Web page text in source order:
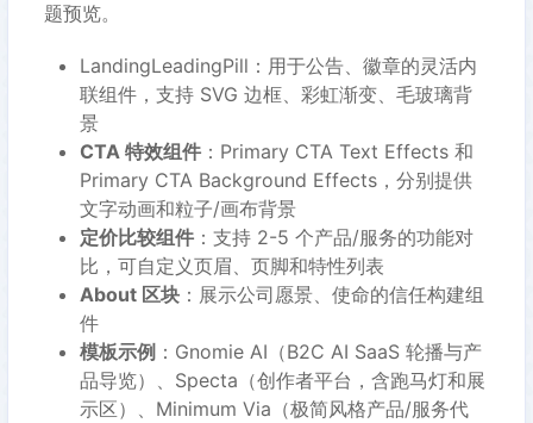
题预览。
LandingLeadingPill：用于公告、徽章的灵活内
联组件，支持 SVG 边框、彩虹渐变、毛玻璃背
景
CTA 特效组件 ：Primary CTA Text Effects 和
Primary CTA Background Effects，分别提供
文字动画和粒子/画布背景
定价比较组件 ：支持 2-5 个产品/服务的功能对
比，可自定义页眉、页脚和特性列表
About 区块 ：展示公司愿景、使命的信任构建组
件
模板示例 ：Gnomie AI（B2C AI SaaS 轮播与产
品导览）、Specta（创作者平台，含跑马灯和展
示区）、Minimum Via（极简风格产品/服务代